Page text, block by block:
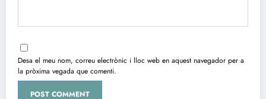
Desa el meu nom, correu electrònic i lloc web en aquest navegador per a
la pròxima vegada que comenti.